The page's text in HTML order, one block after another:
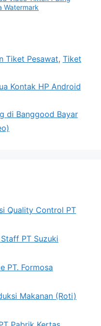
Watermark
Tiket Pesawat, Tiket
Kontak HP Android
di Banggood Bayar
Quality Control PT
PT Suzuki
PT. Formosa
Makanan (Roti)